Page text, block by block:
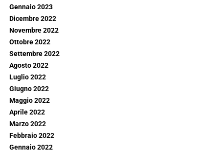
Gennaio 2023
Dicembre 2022
Novembre 2022
Ottobre 2022
Settembre 2022
Agosto 2022
Luglio 2022
Giugno 2022
Maggio 2022
Aprile 2022
Marzo 2022
Febbraio 2022
Gennaio 2022